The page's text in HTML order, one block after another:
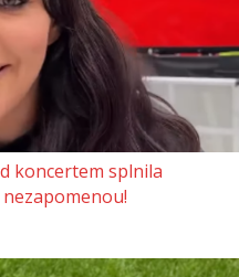
koncertem splnila